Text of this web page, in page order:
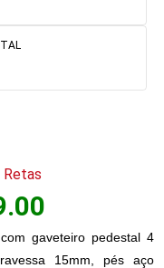
Retas
gaveteiro pedestal 4
15mm, pés aço